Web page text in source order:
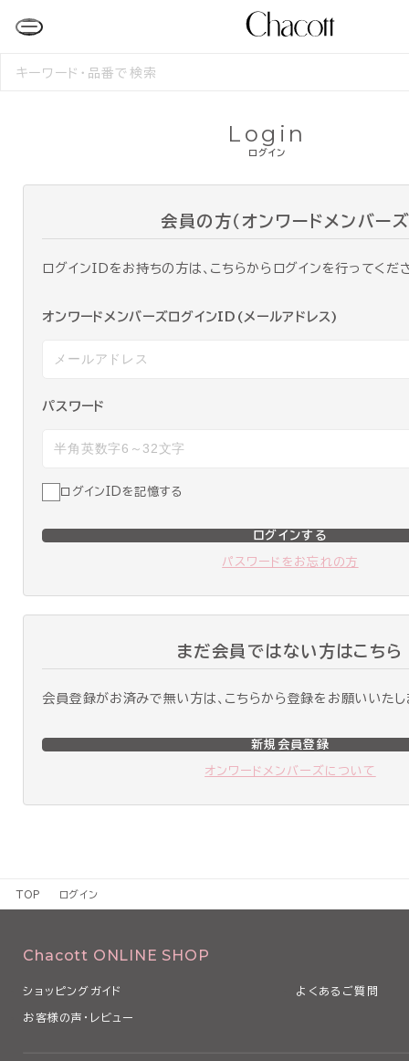
検
ログイン
Login
会員の方（オンワードメンバーズ
ログインIDをお持ちの方は、こちらからログインを行ってくだ
オンワードメンバーズログインID(メールアドレス)
パスワード
ログインIDを記憶する
ログインする
パスワードをお忘れの方
まだ会員ではない方はこちら
会員登録がお済みで無い方は、こちらから登録をお願いいたし
新規会員登録
オンワードメンバーズについて
TOP ログイン
Chacott ONLINE SHOP
ショッピングガイド よくあるご質問
お客様の声・レビュー